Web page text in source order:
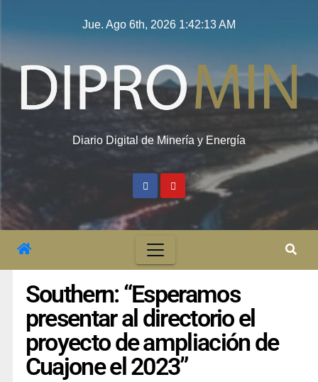
Jue. Ago 6th, 2026 1:42:13 AM
Diario Digital de Minería y Energía
Southern: “Esperamos
presentar al directorio el
proyecto de ampliación de
Cuajone el 2023”